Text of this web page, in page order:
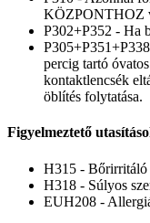
KÖZPONTHOZ
P302+P352 - Ha
percig tartó
kontaktlencsék
öblítés folytatása.
Figyelmeztető
H315 - Bőrirritáló
H318 - Súlyos
EUH208 -